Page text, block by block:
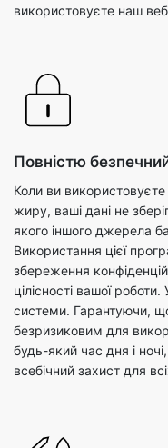
використовуєте наш
Повністю
Коли ви
жиру, ваші дані не
якого іншого джерела
Використання цієї
збереження
цілісності вашої
системи. Гарантуючи,
безризиковим для
будь-який час дня і
всебічний захист для